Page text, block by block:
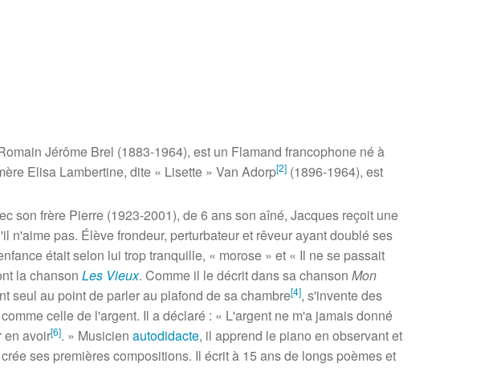
Jérôme Brel (1883-1964), est un Flamand francophone né à
Elisa Lambertine, dite « Lisette » Van Adorp[2] (1896-1964), est
son frère Pierre (1923-2001), de6 ansson aîné, Jacques reçoit une
n'aime pas. Élève frondeur, perturbateur et rêveur ayant doublé ses
était selon lui trop tranquille, « morose » et « Il ne se passait
la chanson Les Vieux. Comme il le décrit dans sa chanson Mon
seul au point de parler au plafond de sa chambre[4], s'invente des
celle de l'argent. Il a déclaré : « L'argent ne m'a jamais donné
en avoir[6]. » Musicien autodidacte, il apprend le piano en observant et
ses premières compositions. Il écrit à 15 ansde longs poèmes et